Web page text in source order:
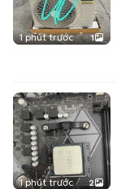
1 phút trước 1
1 phút trước 2